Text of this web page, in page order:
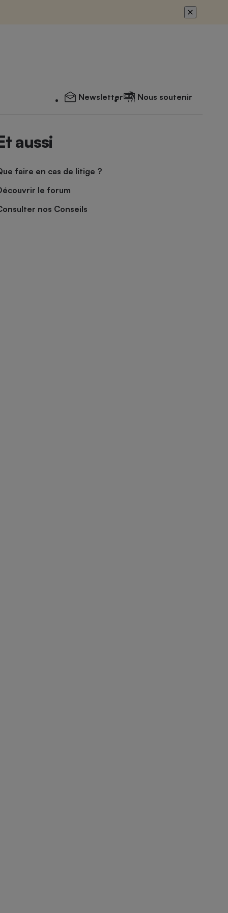
Newsletter Nous soutenir
aussi
faire en cas de litige ?
le forum
nos Conseils